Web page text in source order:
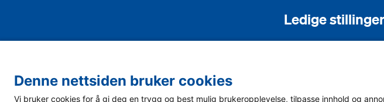
Ledige stillinger
Denne nettsiden bruker cookies
Vi bruker cookies for å gi deg en trygg og best mulig brukeropplevelse, tilpasse innhold og